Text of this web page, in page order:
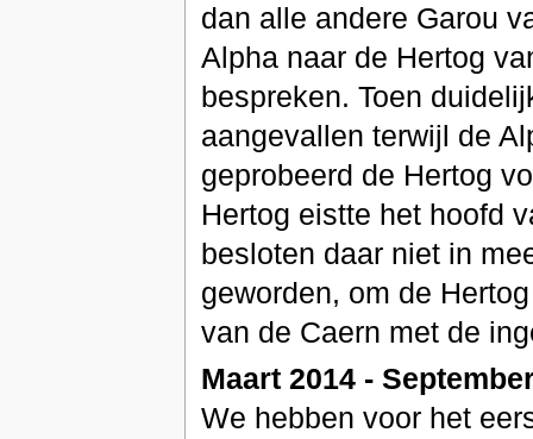
dan alle andere Garou
Alpha naar de Hertog
bespreken. Toen
aangevallen terwijl de
geprobeerd de Hertog
Hertog eistte het hoofd
besloten daar niet in
geworden, om de
van de Caern met de
Maart 2014 -
We hebben voor het